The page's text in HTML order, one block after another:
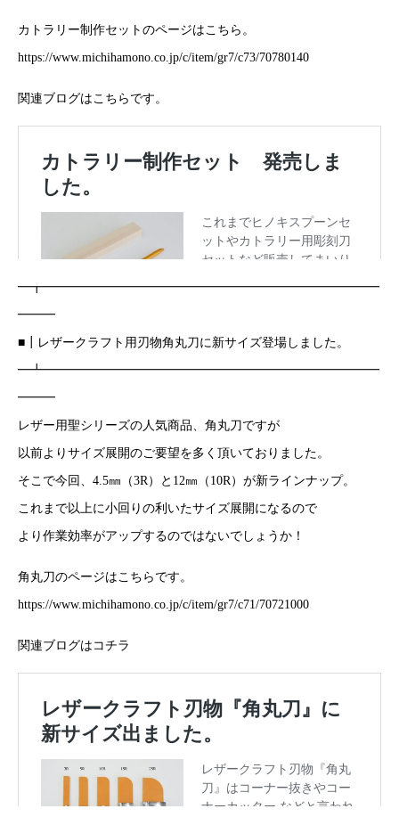
カトラリー制作セットのページはこちら。
https://www.michihamono.co.jp/c/item/gr7/c73/70780140
関連ブログはこちらです。
━┳━━━━━━━━━━━━━━━━━━━━━━━━━━━
━━━
■┃レザークラフト用刃物角丸刀に新サイズ登場しました。
━┻━━━━━━━━━━━━━━━━━━━━━━━━━━━
━━━
レザー用聖シリーズの人気商品、角丸刀ですが
以前よりサイズ展開のご要望を多く頂いておりました。
そこで今回、4.5㎜（3R）と12㎜（10R）が新ラインナップ。
これまで以上に小回りの利いたサイズ展開になるので
より作業効率がアップするのではないでしょうか！
角丸刀のページはこちらです。
https://www.michihamono.co.jp/c/item/gr7/c71/70721000
関連ブログはコチラ